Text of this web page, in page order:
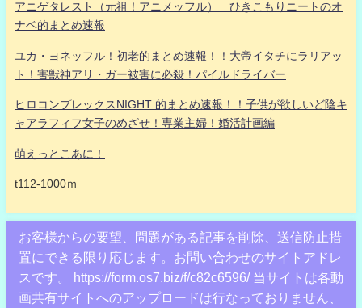
アニゲタレスト（元祖！アニメッフル） ひきこもりニートのオ
ナベ的まとめ速報
ユカ・ヨネッフル！初老的まとめ速報！！大帝イタチにラリアッ
ト！害獣神アリ・ガー被害に必殺！パイルドライバー
ヒロコンプレックスNIGHT 的まとめ速報！！子供が欲しいど陰キ
ャアラフィフ女子のめざせ！専業主婦！婚活計画編
萌えっとこあに！
t112-1000ｍ
お客様からの要望、問題がある記事を削除、送信防止措
置にできる限り応じます。お問い合わせのサイトアドレ
スです。 https://form.os7.biz/f/c82c6596/ 当サイトは各動
画共有サイトへのアップロードは行なっておりません、